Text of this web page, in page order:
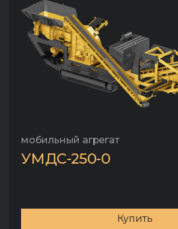
мобильный агрегат
УМДС-250-0
Купить